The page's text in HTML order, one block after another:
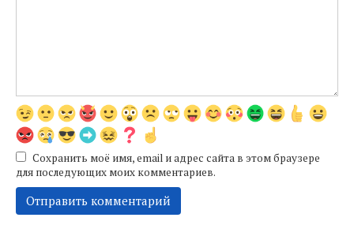
Сохранить моё имя, email и адрес сайта в этом браузере
для последующих моих комментариев.